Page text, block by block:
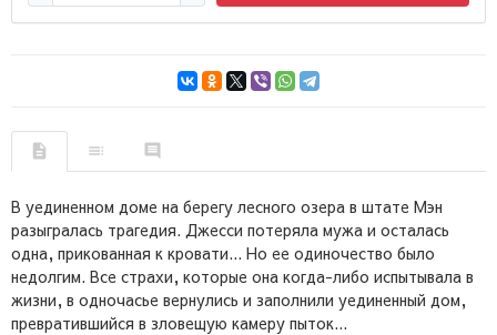
В уединенном доме на берегу лесного озера в штате Мэн
разыгралась трагедия. Джесси потеряла мужа и осталась
одна, прикованная к кровати... Но ее одиночество было
недолгим. Все страхи, которые она когда-либо испытывала в
жизни, в одночасье вернулись и заполнили уединенный дом,
превратившийся в зловещую камеру пыток...